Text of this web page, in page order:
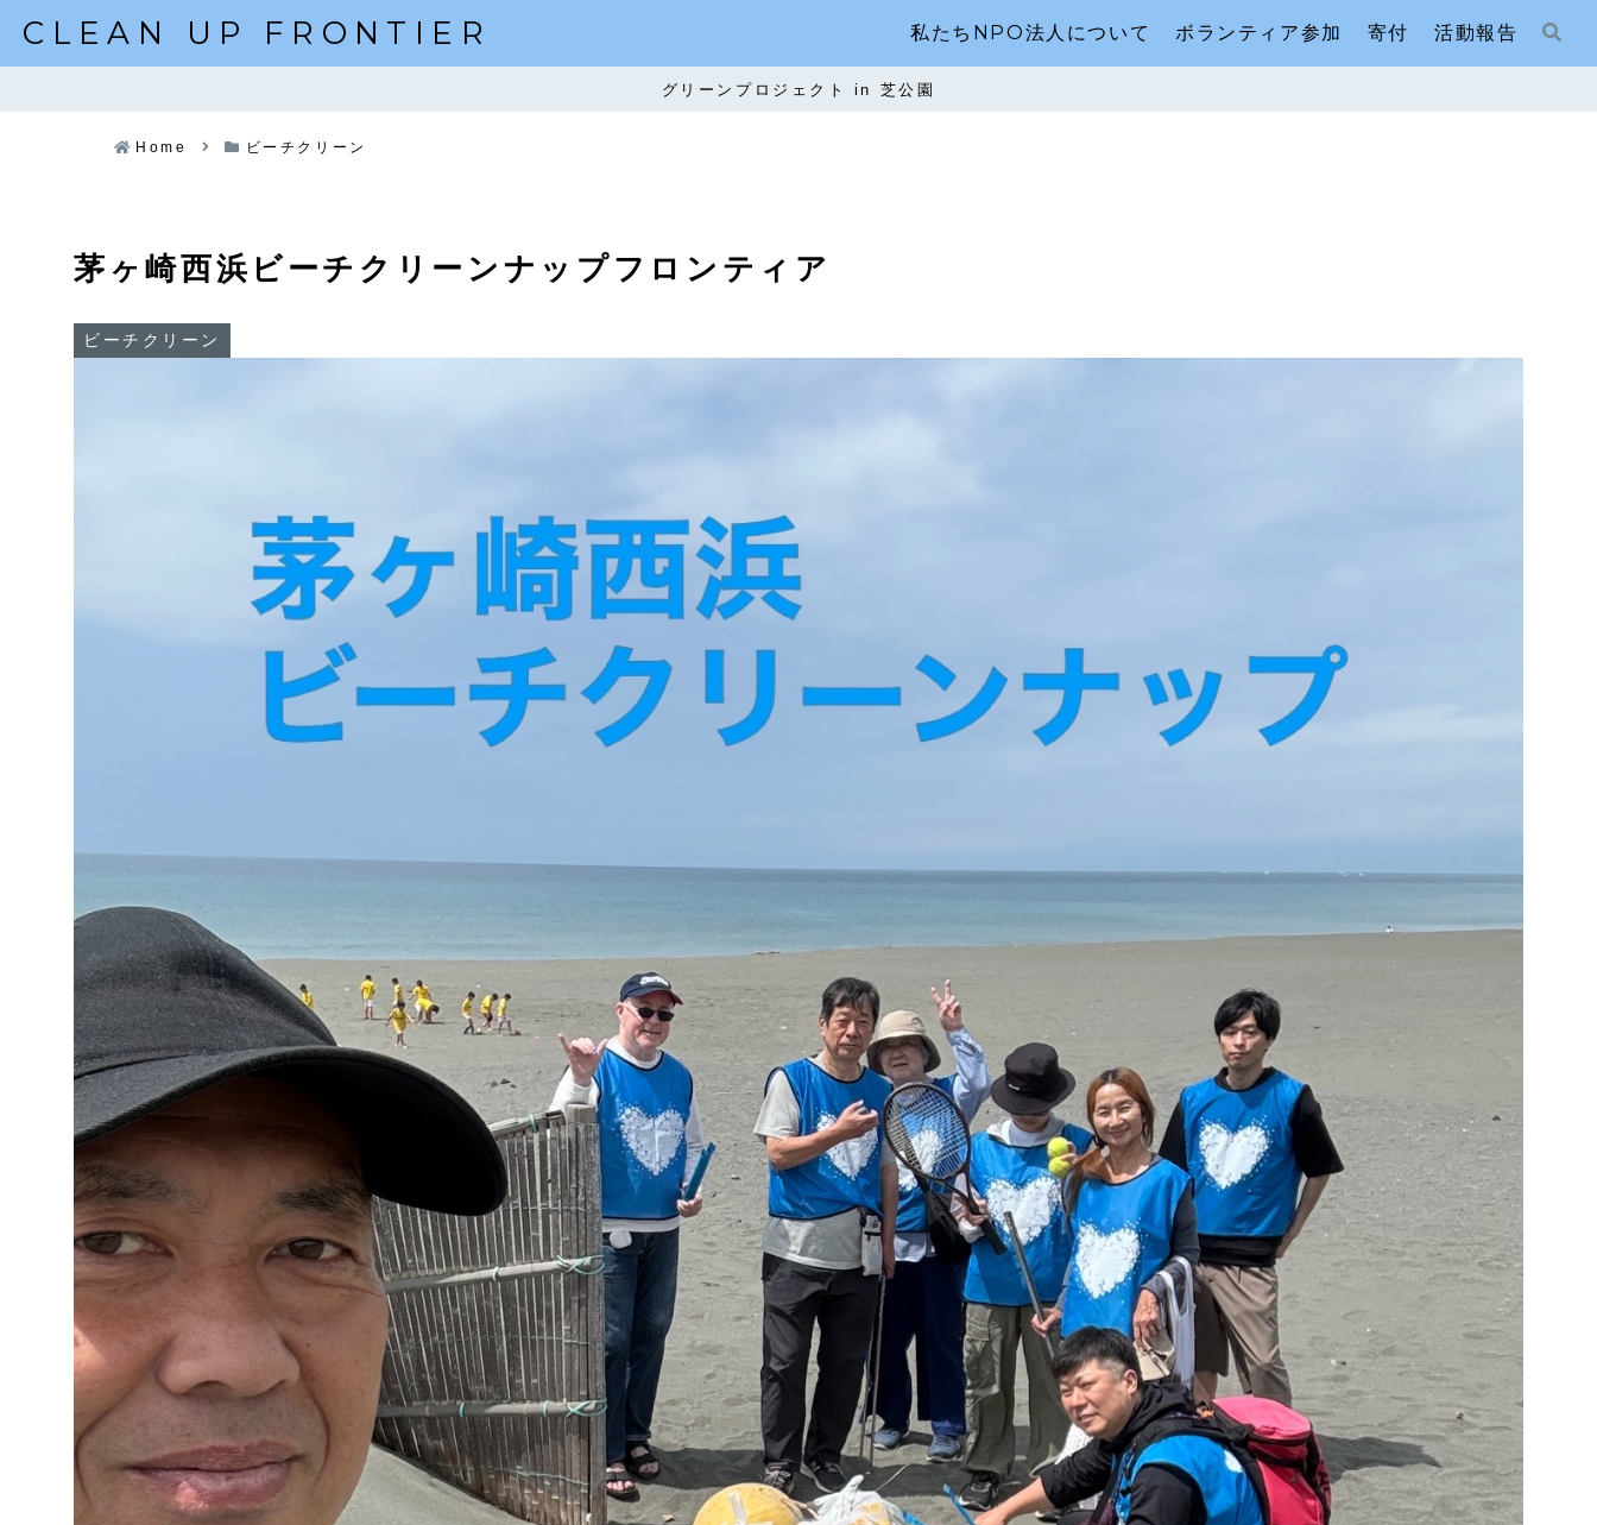
CLEAN UP FRONTIER 私たちNPO法人について ボランティア参加 寄付 活動報告
グリーンプロジェクト in 芝公園
Home ビーチクリーン
茅ヶ崎西浜ビーチクリーンナップフロンティア
ビーチクリーン